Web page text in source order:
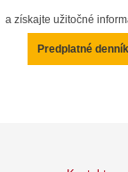
a získajte užitočné
Predplatné